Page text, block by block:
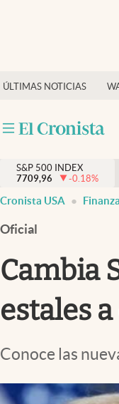
ÚLTIMAS NOTICIAS
Finanzas y economía
Inmigración
Trending
Streaming
PC y mobile
S&P 500 INDEX
7709,96
-0.18%
Cronista USA
Oficial
Cambia
estales
Conoce las